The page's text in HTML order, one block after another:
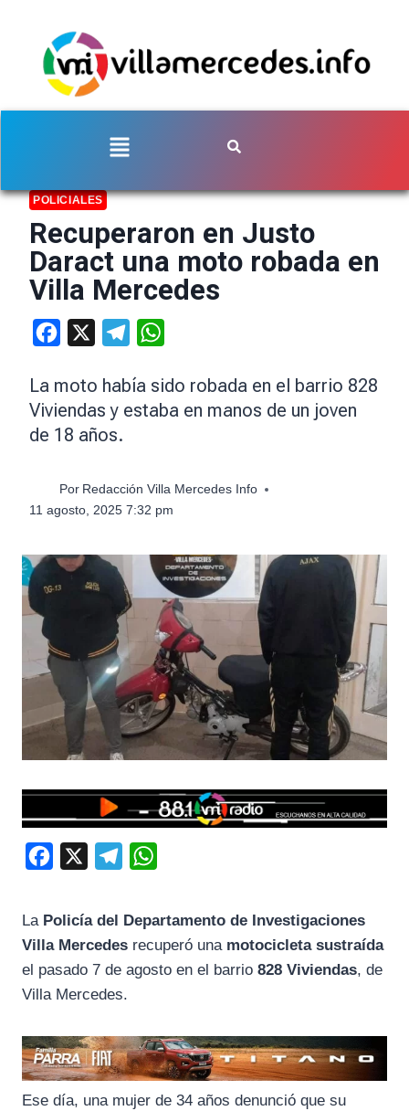
POLICIALES
Recuperaron en Justo
Daract una moto robada en
Villa Mercedes
Facebook Telegram
La moto había sido robada en el barrio 828
Viviendas y estaba en manos de un joven
de 18 años.
Por Redacción Villa Mercedes Info
11 agosto, 2025 7:32 pm
e
b
o
k
g
m
s
p
La Policía del Departamento de Investigaciones
Villa Mercedes recuperó una motocicleta sustraída
el pasado 7 de agosto en el barrio 828 Viviendas, de
Villa Mercedes.
Ese día, una mujer de 34 años denunció que su